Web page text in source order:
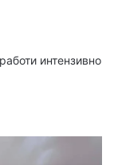
интензивно